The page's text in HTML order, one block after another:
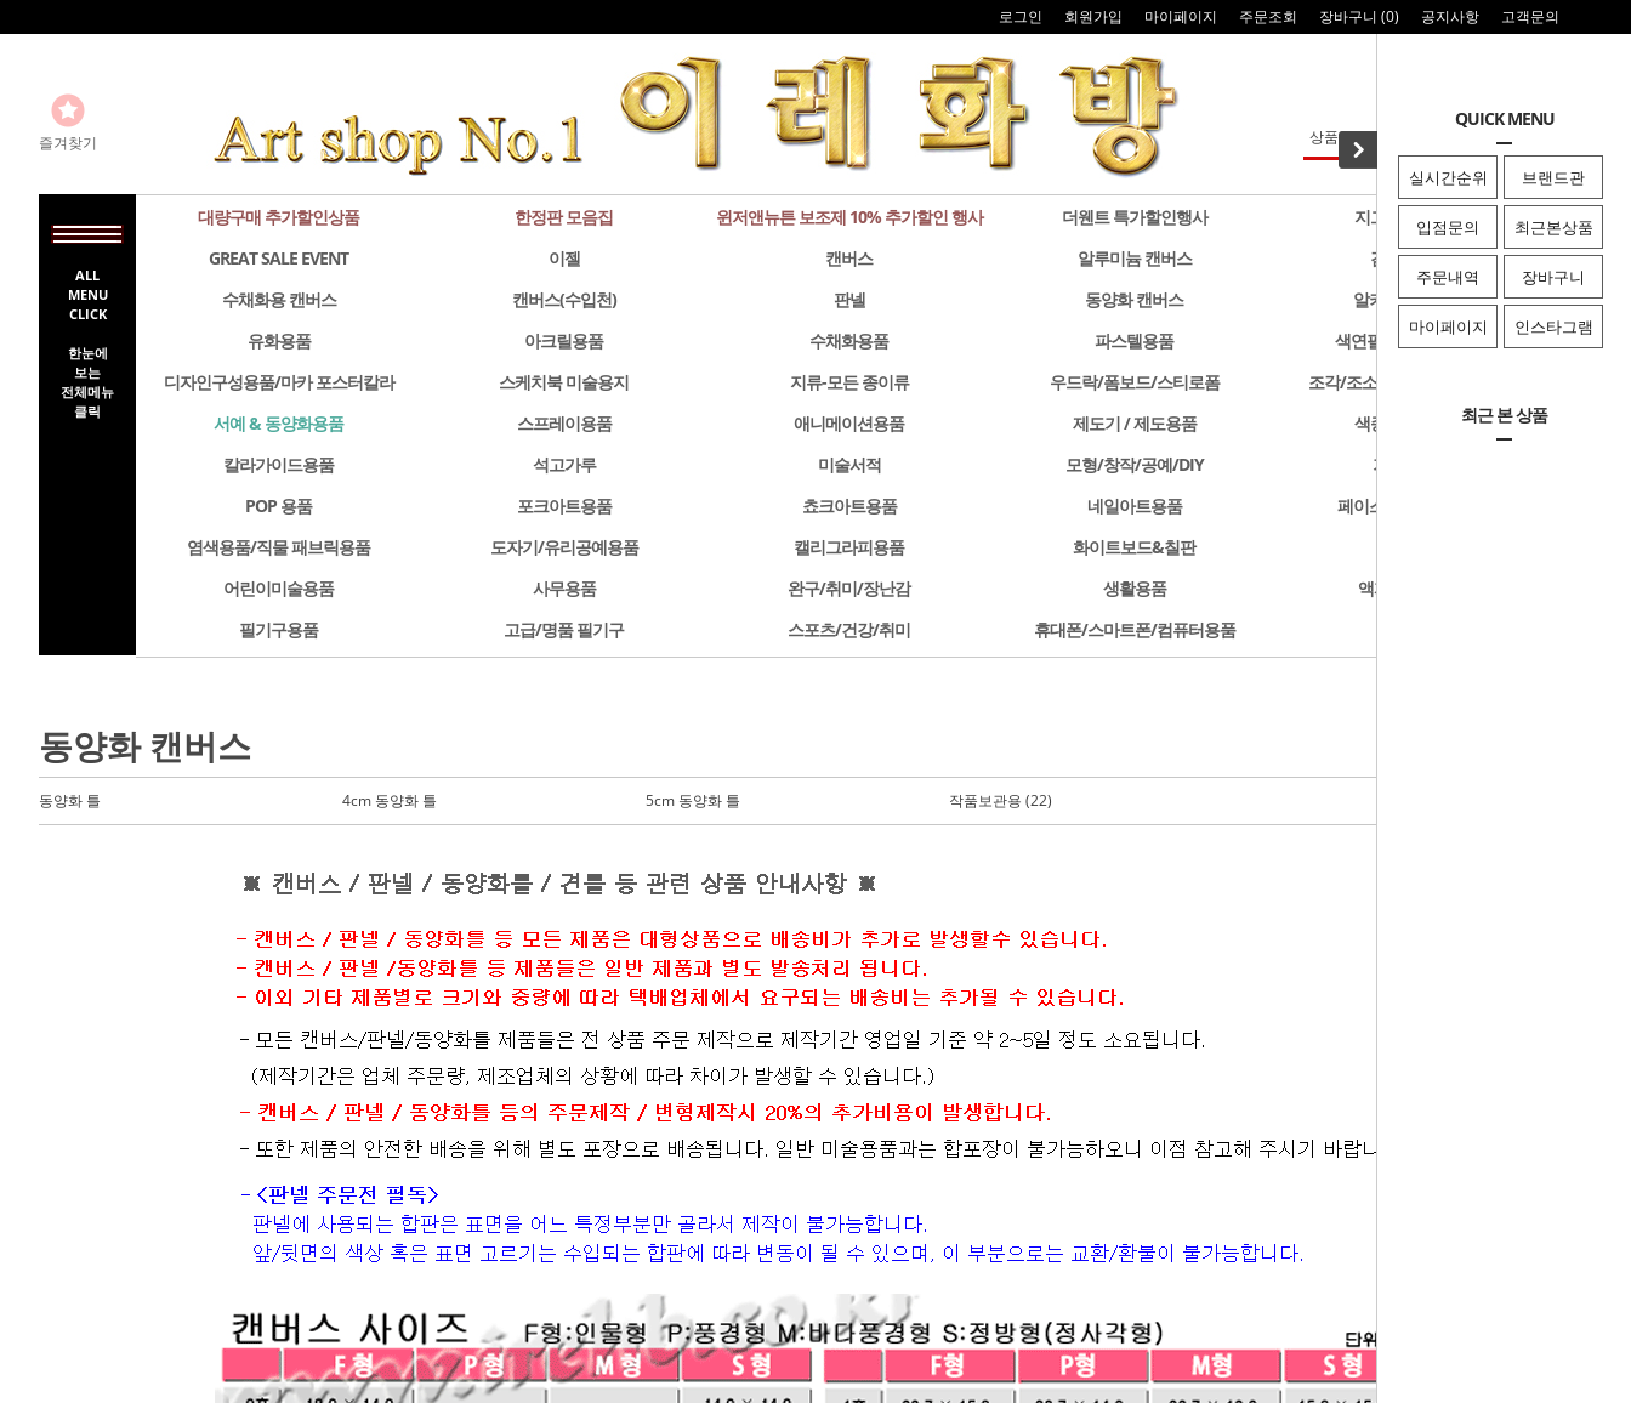
QUICK MENU
실시간순위 브랜드관
입점문의 최근본상품
주문내역 장바구니
마이페이지 인스타그램
최근 본 상품
로그인 회원가입 마이페이지 주문조회 장바구니 (0) 공지사항 고객문의
즐겨찾기
ALL
MENU
CLICK
한눈에
보는
전체메뉴
클릭
대량구매 추가할인상품 한정판 모음집 윈저앤뉴튼 보조제 10% 추가할인 행사 더웬트 특가할인행사
지그 특가할인행사
GREAT SALE EVENT
이젤 캔버스 알루미늄 캔버스
검정색 캔버스
수채화용 캔버스
캔버스(수입천) 판넬 동양화 캔버스
알키드물감 및 용품
유화용품
아크릴용품 수채화용품 파스텔용품
색연필/연필/드로잉용품
디자인구성용품/마카 포스터칼라
스케치북 미술용지 지류-모든 종이류 우드락/폼보드/스티로폼
조각/조소용품/클레이/판화용품
서예 & 동양화용품
스프레이용품 애니메이션용품 제도기 / 제도용품
색종이 & 종이접기
칼라가이드용품
석고가루 미술서적 모형/창작/공예/DIY
기타화방용품
POP 용품
포크아트용품 쵸크아트용품 네일아트용품
페이스페인팅/미용용품
염색용품/직물 패브릭용품
도자기/유리공예용품 캘리그라피용품 화이트보드&칠판
어린이미술용품
사무용품 완구/취미/장난감 생활용품
액자/사진첩/앨범
필기구용품
고급/명품 필기구 스포츠/건강/취미 휴대폰/스마트폰/컴퓨터용품
동양화 캔버스
동양화 틀 4cm 동양화 틀 5cm 동양화 틀 작품보관용 (22)